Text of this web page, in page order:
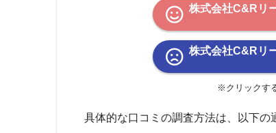
株式会社C&Rリ
株式会社C&Rリ
※クリックす
具体的な口コミの調査方法は、以下の